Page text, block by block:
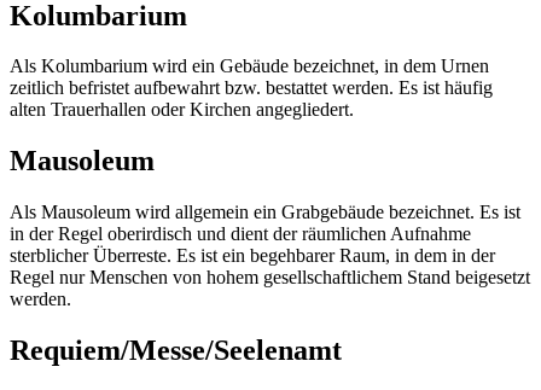
Kolumbarium
Als Kolumbarium wird ein Gebäude bezeichnet, in dem Urnen
zeitlich befristet aufbewahrt bzw. bestattet werden. Es ist häufig
alten Trauerhallen oder Kirchen angegliedert.
Mausoleum
Als Mausoleum wird allgemein ein Grabgebäude bezeichnet. Es ist
in der Regel oberirdisch und dient der räumlichen Aufnahme
sterblicher Überreste. Es ist ein begehbarer Raum, in dem in der
Regel nur Menschen von hohem gesellschaftlichem Stand beigesetzt
werden.
Requiem/Messe/Seelenamt